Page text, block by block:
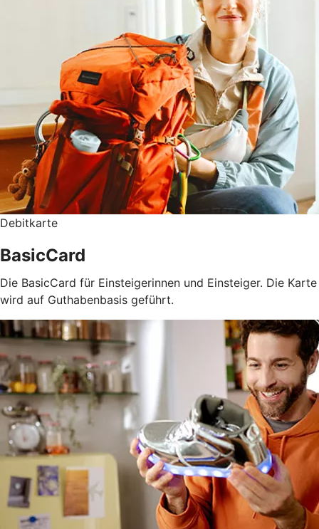
Debitkarte
BasicCard
Die BasicCard für Einsteigerinnen und Einsteiger. Die Karte
wird auf Guthabenbasis geführt.